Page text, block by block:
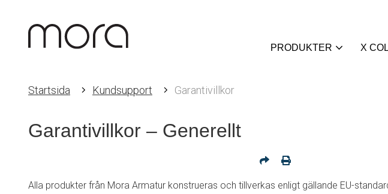
PRODUKTER X
Startsida Kundsupport Garantivillkor
Garantivillkor – Generellt
Alla produkter från Mora Armatur konstrueras och tillverkas enligt gällande EU-